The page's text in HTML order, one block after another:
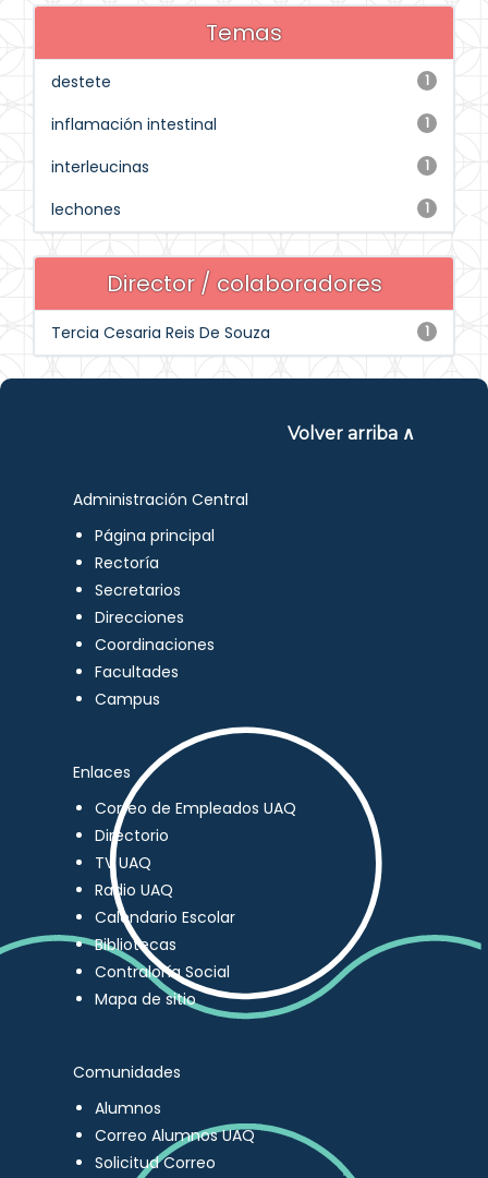
Temas
1
destete
1
inflamación intestinal
1
interleucinas
1
lechones
Director / colaboradores
1
Tercia Cesaria Reis De Souza
Volver arriba ∧
Administración Central
Página principal
Rectoría
Secretarios
Direcciones
Coordinaciones
Facultades
Campus
Enlaces
Correo de Empleados UAQ
Directorio
TV UAQ
Radio UAQ
Calendario Escolar
Bibliotecas
Contraloría Social
Mapa de sitio
Comunidades
Alumnos
Correo Alumnos UAQ
Solicitud Correo